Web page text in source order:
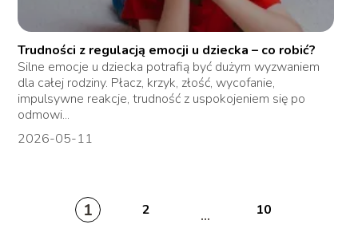
Trudności z regulacją emocji u dziecka – co robić?
Silne emocje u dziecka potrafią być dużym wyzwaniem
dla całej rodziny. Płacz, krzyk, złość, wycofanie,
impulsywne reakcje, trudność z uspokojeniem się po
odmowi...
2026-05-11
1 2 ... 10